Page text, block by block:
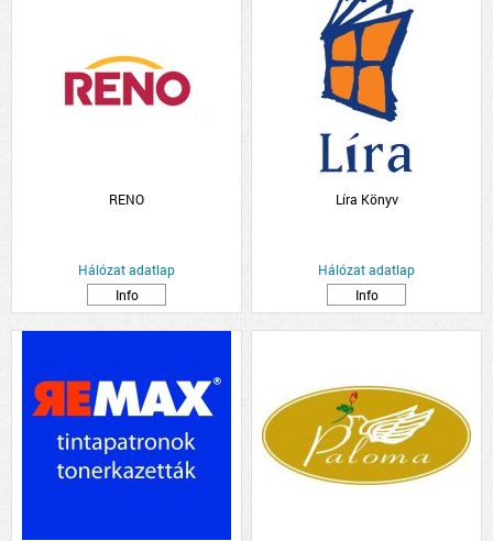
RENO
Hálózat adatlap
Info
Líra Könyv
Hálózat adatlap
Info